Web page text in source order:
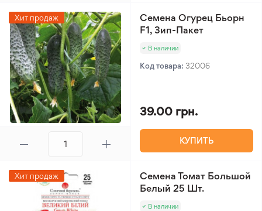
Хит продаж
Семена Огурец Бьорн
F1, Зип-Пакет
В наличии
Код товара: 32006
39.00 грн.
КУПИТЬ
Хит продаж
Семена Томат Большой
Белый 25 Шт.
В наличии